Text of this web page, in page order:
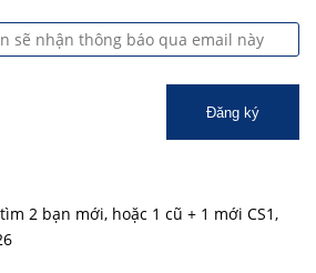
Đăng ký
2 bạn mới, hoặc 1 cũ + 1 mới CS1,